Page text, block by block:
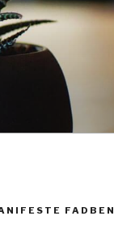
FADBEN